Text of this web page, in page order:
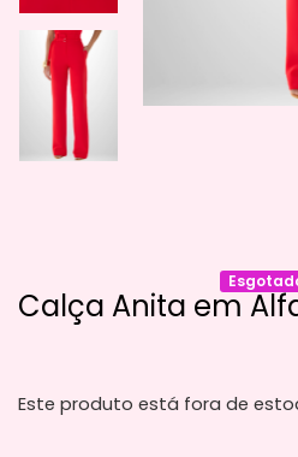
Calça Anita em
Este produto está fora de